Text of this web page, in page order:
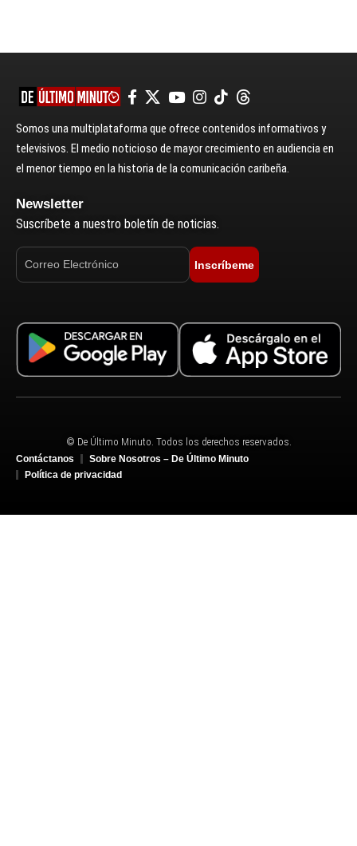
Somos una multiplataforma que ofrece contenidos informativos y
televisivos. El medio noticioso de mayor crecimiento en audiencia en
el menor tiempo en la historia de la comunicación caribeña.
Newsletter
Suscríbete a nuestro boletín de noticias.
Inscríbeme
© De Último Minuto. Todos los derechos reservados.
Contáctanos
Sobre Nosotros – De Último Minuto
Política de privacidad